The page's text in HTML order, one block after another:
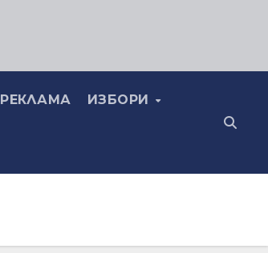
РЕКЛАМА ИЗБОРИ